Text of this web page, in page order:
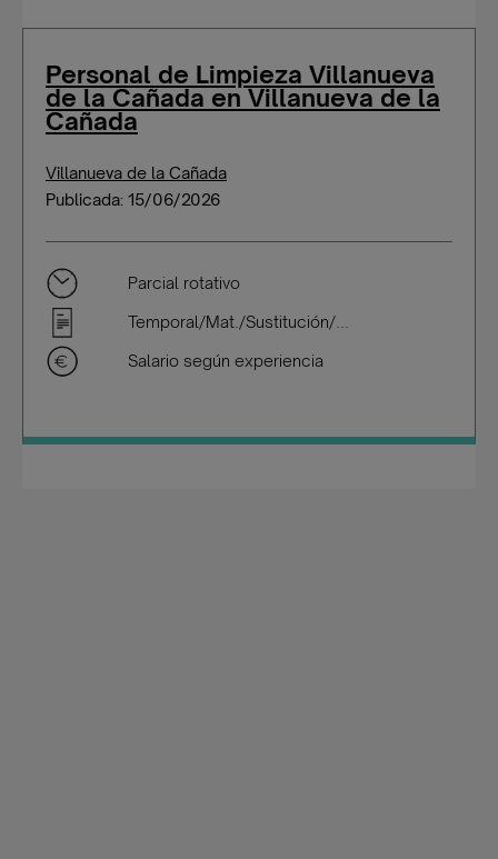
Personal de Limpieza Villanueva
de la Cañada en Villanueva de la
Cañada
Villanueva de la Cañada
Publicada: 15/06/2026
Parcial rotativo
Temporal/Mat./Sustitución/...
Salario según experiencia